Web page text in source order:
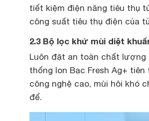
tiết kiệm điện năng tiêu thụ
công suất tiêu thụ điện của
2.3 Bộ lọc khử mùi diệt
Luôn đặt an toàn chất lượng
thống Ion Bạc Fresh Ag+
công nghệ cao, mùi hôi khó
để.